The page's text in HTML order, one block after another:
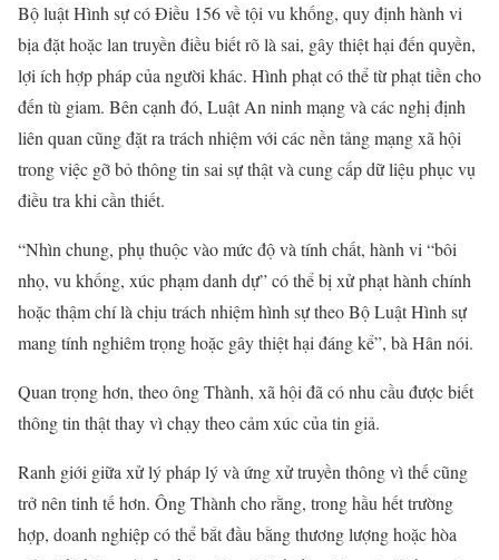
Bộ luật Hình sự có Điều 156 về tội vu khống, quy định hành vi
bịa đặt hoặc lan truyền điều biết rõ là sai, gây thiệt hại đến quyền,
lợi ích hợp pháp của người khác. Hình phạt có thể từ phạt tiền cho
đến tù giam. Bên cạnh đó, Luật An ninh mạng và các nghị định
liên quan cũng đặt ra trách nhiệm với các nền tảng mạng xã hội
trong việc gỡ bỏ thông tin sai sự thật và cung cấp dữ liệu phục vụ
điều tra khi cần thiết.
“Nhìn chung, phụ thuộc vào mức độ và tính chất, hành vi “bôi
nhọ, vu khống, xúc phạm danh dự” có thể bị xử phạt hành chính
hoặc thậm chí là chịu trách nhiệm hình sự theo Bộ Luật Hình sự
mang tính nghiêm trọng hoặc gây thiệt hại đáng kể”, bà Hân nói.
Quan trọng hơn, theo ông Thành, xã hội đã có nhu cầu được biết
thông tin thật thay vì chạy theo cảm xúc của tin giả.
Ranh giới giữa xử lý pháp lý và ứng xử truyền thông vì thế cũng
trở nên tinh tế hơn. Ông Thành cho rằng, trong hầu hết trường
hợp, doanh nghiệp có thể bắt đầu bằng thương lượng hoặc hòa